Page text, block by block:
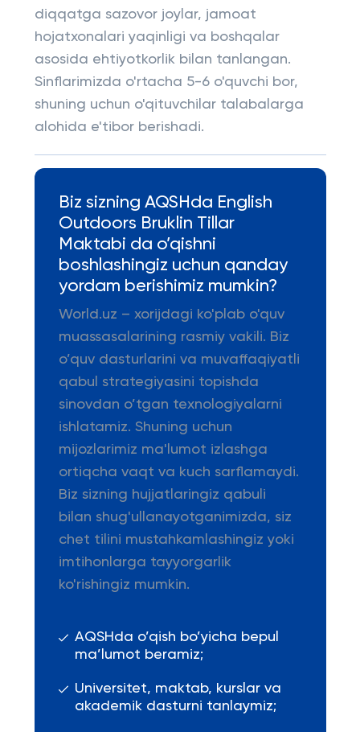
diqqatga sazovor joylar, jamoat
hojatxonalari yaqinligi va boshqalar
asosida ehtiyotkorlik bilan tanlangan.
Sinflarimizda o'rtacha 5-6 o'quvchi bor,
shuning uchun o'qituvchilar talabalarga
alohida e'tibor berishadi.
Biz sizning AQSHda English
Outdoors Bruklin Tillar
Maktabi da o’qishni
boshlashingiz uchun qanday
yordam berishimiz mumkin?
World.uz – xorijdagi ko'plab o'quv
muassasalarining rasmiy vakili. Biz
o’quv dasturlarini va muvaffaqiyatli
qabul strategiyasini topishda
sinovdan o’tgan texnologiyalarni
ishlatamiz. Shuning uchun
mijozlarimiz ma'lumot izlashga
ortiqcha vaqt va kuch sarflamaydi.
Biz sizning hujjatlaringiz qabuli
bilan shug'ullanayotganimizda, siz
chet tilini mustahkamlashingiz yoki
imtihonlarga tayyorgarlik
ko'rishingiz mumkin.
AQSHda o’qish bo’yicha bepul
ma’lumot beramiz;
Universitet, maktab, kurslar va
akademik dasturni tanlaymiz;